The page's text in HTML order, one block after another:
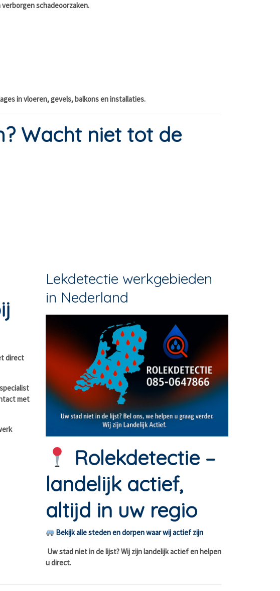
schadeoorzaken.
in vloeren, gevels, balkons en installaties.
Wacht niet tot de
direct
met
Lekdetectie werkgebieden
in Nederland
Rolekdetectie –
landelijk actief,
altijd in uw regio
Bekijk alle steden en dorpen waar wij actief zijn
Uw stad niet in de lijst? Wij zijn landelijk actief en helpen
u direct.